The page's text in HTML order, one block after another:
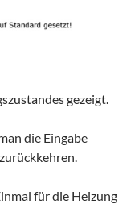
gezeigt.
die Eingabe
für die Heizung